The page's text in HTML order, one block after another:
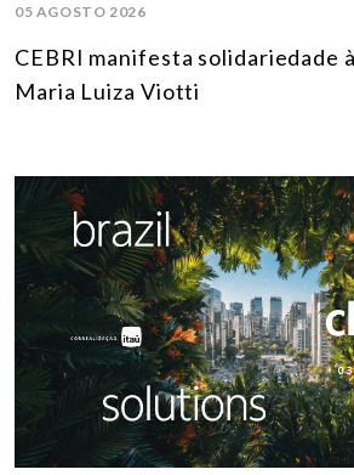
05 AGOSTO 2026
CEBRI manifesta solidariedade
Maria Luiza Viotti